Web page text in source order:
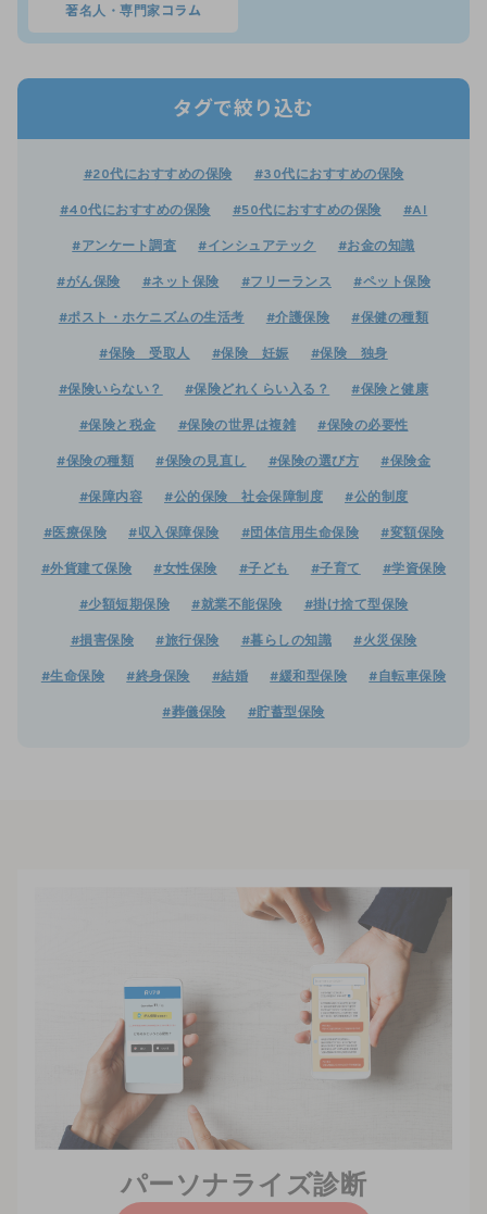
著名人・専門家コラム
タグで絞り込む
#20代におすすめの保険 #30代におすすめの保険
#40代におすすめの保険 #50代におすすめの保険 #AI
#アンケート調査 #インシュアテック #お金の知識
#がん保険 #ネット保険 #フリーランス #ペット保険
#ポスト・ホケニズムの生活考 #介護保険 #保健の種類
#保険 受取人 #保険 妊娠 #保険 独身
#保険いらない？ #保険どれくらい入る？ #保険と健康
#保険と税金 #保険の世界は複雑 #保険の必要性
#保険の種類 #保険の見直し #保険の選び方 #保険金
#保障内容 #公的保険 社会保障制度 #公的制度
#医療保険 #収入保障保険 #団体信用生命保険 #変額保険
#外貨建て保険 #女性保険 #子ども #子育て #学資保険
#少額短期保険 #就業不能保険 #掛け捨て型保険
#損害保険 #旅行保険 #暮らしの知識 #火災保険
#生命保険 #終身保険 #結婚 #緩和型保険 #自転車保険
#葬儀保険 #貯蓄型保険
パーソナライズ診断